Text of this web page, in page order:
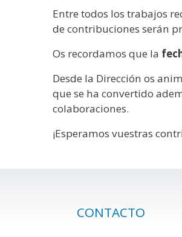
Entre todos los trabajos
de contribuciones serán
Os recordamos que la
Desde la Dirección os
que se ha convertido
colaboraciones.
¡Esperamos vuestras
CONTACTO